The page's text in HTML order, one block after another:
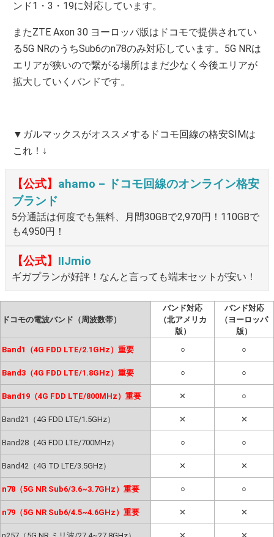
ンド1・3・19に対応しています。
またZTE Axon 30 ヨーロッパ版はドコモで提供されてい
る5G NRのうちSub6のn78のみ対応しています。5G NRは
エリアが狭いので繋がる場所はまだ少なく今後エリアが
拡大していくバンドです。
▼ガルマックスがオススメするドコモ回線の格安SIMは
これ！↓
【公式】 ahamo – ドコモ回線のオンライン格安
ブランド
5分通話は何度でも無料、月間30GBで2,970円！110GBで
も4,950円！
【公式】 IIJmio
ギガプランが好評！なんと言っても端末セットが安い！
ドコモの電波バンド（周波数帯）
バンド対応
（北アメリカ
版）
バンド対応
（ヨーロッパ
版）
Band1（4G FDD LTE/2.1GHz）重要
○ ○
Band3（4G FDD LTE/1.8GHz）重要 ○ ○
Band19（4G FDD LTE/800MHz）重要 ✕ ○
Band21（4G FDD LTE/1.5GHz） ✕ ✕
Band28（4G FDD LTE/700MHz） ○ ○
Band42（4G TD LTE/3.5GHz） ✕ ✕
n78（5G NR Sub6/3.6~3.7GHz）重要 ○ ○
n79（5G NR Sub6/4.5~4.6GHz）重要 ✕ ✕